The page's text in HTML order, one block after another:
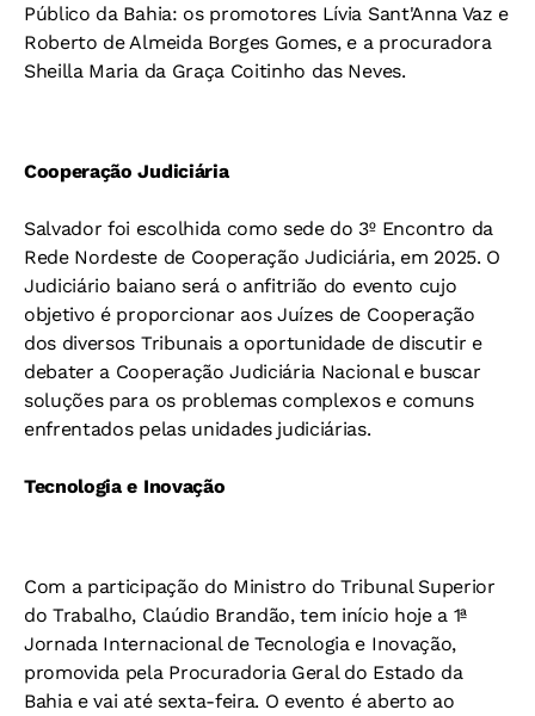
Público da Bahia: os promotores Lívia Sant'Anna Vaz e
Roberto de Almeida Borges Gomes, e a procuradora
Sheilla Maria da Graça Coitinho das Neves.
Cooperação Judiciária
Salvador foi escolhida como sede do 3º Encontro da
Rede Nordeste de Cooperação Judiciária, em 2025. O
Judiciário baiano será o anfitrião do evento cujo
objetivo é proporcionar aos Juízes de Cooperação
dos diversos Tribunais a oportunidade de discutir e
debater a Cooperação Judiciária Nacional e buscar
soluções para os problemas complexos e comuns
enfrentados pelas unidades judiciárias.
Tecnologia e Inovação
Com a participação do Ministro do Tribunal Superior
do Trabalho, Claúdio Brandão, tem início hoje a 1ª
Jornada Internacional de Tecnologia e Inovação,
promovida pela Procuradoria Geral do Estado da
Bahia e vai até sexta-feira. O evento é aberto ao